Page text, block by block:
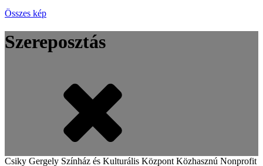
Összes kép
Szereposztás
Csiky Gergely Színház és Kulturális Központ Közhasznú Nonprofit